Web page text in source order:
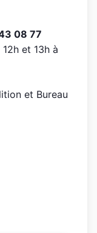
08 77
et 13h à
et Bureau